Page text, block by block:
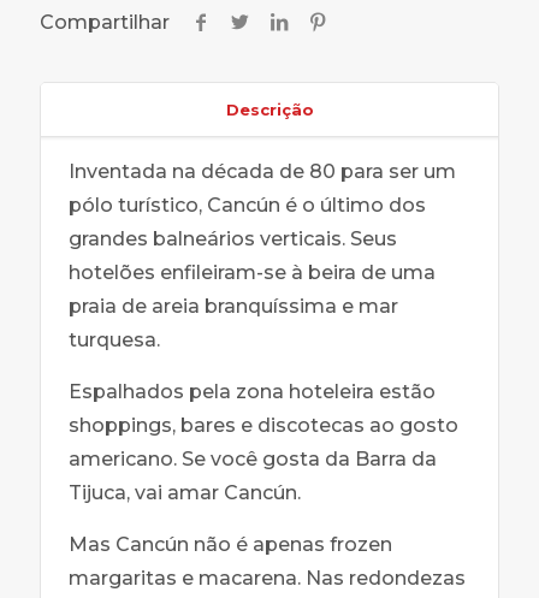
Compartilhar
Descrição
Inventada na década de 80 para ser um
pólo turístico, Cancún é o último dos
grandes balneários verticais. Seus
hotelões enfileiram-se à beira de uma
praia de areia branquíssima e mar
turquesa.
Espalhados pela zona hoteleira estão
shoppings, bares e discotecas ao gosto
americano. Se você gosta da Barra da
Tijuca, vai amar Cancún.
Mas Cancún não é apenas frozen
margaritas e macarena. Nas redondezas